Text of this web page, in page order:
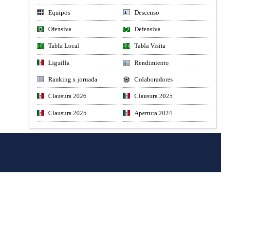
Equipos Descenso
Ofensiva Defensiva
Tabla Local Tabla Visita
Liguilla Rendimiento
Ranking x jornada Colaboradores
Clausura 2026 Clausura 2025
Clausura 2025 Apertura 2024